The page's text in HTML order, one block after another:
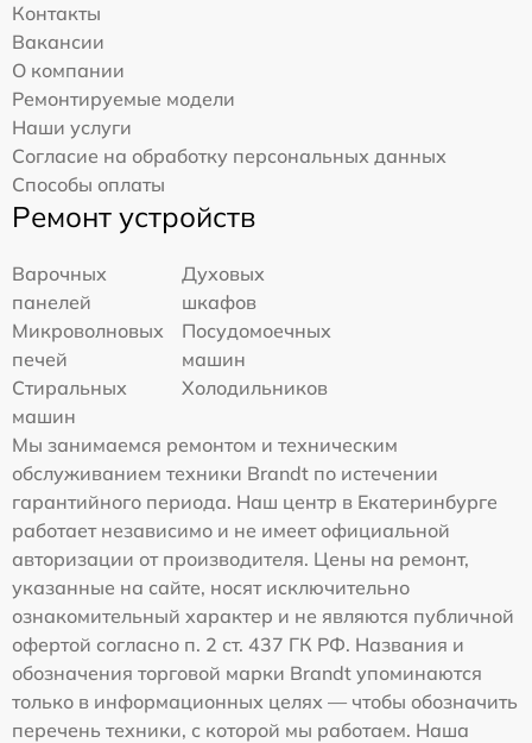
Контакты
Вакансии
О компании
Ремонтируемые модели
Наши услуги
Согласие на обработку персональных данных
Способы оплаты
Ремонт устройств
Варочных
панелей
Духовых
шкафов
Микроволновых
печей
Посудомоечных
машин
Стиральных
машин
Холодильников
Мы занимаемся ремонтом и техническим
обслуживанием техники Brandt по истечении
гарантийного периода. Наш центр в Екатеринбурге
работает независимо и не имеет официальной
авторизации от производителя. Цены на ремонт,
указанные на сайте, носят исключительно
ознакомительный характер и не являются публичной
офертой согласно п. 2 ст. 437 ГК РФ. Названия и
обозначения торговой марки Brandt упоминаются
только в информационных целях — чтобы обозначить
перечень техники, с которой мы работаем. Наша